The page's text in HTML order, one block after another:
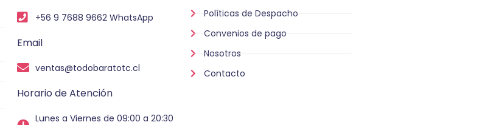
+56 9 7688 9662 WhatsApp
Email
ventas@todobaratotc.cl
Horario de Atención
Lunes a Viernes de 09:00 a 20:30
Políticas de Despacho
Convenios de pago
Nosotros
Contacto